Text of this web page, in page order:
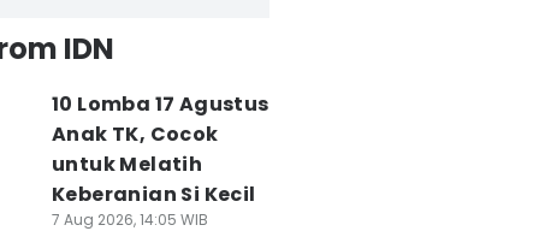
IDN
10 Lomba 17 Agustus
Anak TK, Cocok
untuk Melatih
Keberanian Si Kecil
7 Aug 2026, 14:05 WIB